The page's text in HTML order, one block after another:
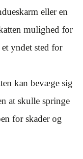
eller en
mulighed for
yndet sted for
kan bevæge sig
at skulle springe
for skader og